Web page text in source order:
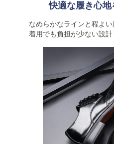
快適な履き心
なめらかなラインと程よ
着用でも負担が少ない設計